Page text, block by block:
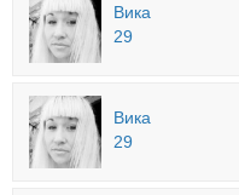
Вика
29
Вика
29